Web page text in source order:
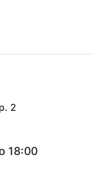
2
18:00